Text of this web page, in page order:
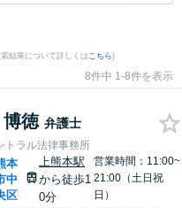
結果について詳しくは こちら)
8件中 1-8件を表示
徳 弁護士
トラル法律事務所
本
中
区
上熊本駅
から徒歩1
0分
営業時間：11:00~
21:00（土日祝
日）